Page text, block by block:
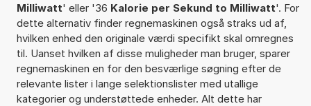
Milliwatt' eller '36 Kalorie per Sekund to Milliwatt'. For
dette alternativ finder regnemaskinen også straks ud af,
hvilken enhed den originale værdi specifikt skal omregnes
til. Uanset hvilken af disse muligheder man bruger, sparer
regnemaskinen en for den besværlige søgning efter de
relevante lister i lange selektionslister med utallige
kategorier og understøttede enheder. Alt dette har